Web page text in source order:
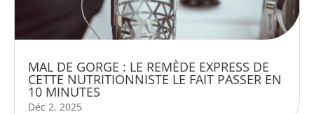
MAL DE GORGE : LE REMÈDE EXPRESS DE
CETTE NUTRITIONNISTE LE FAIT PASSER EN
10 MINUTES
Déc 2, 2025